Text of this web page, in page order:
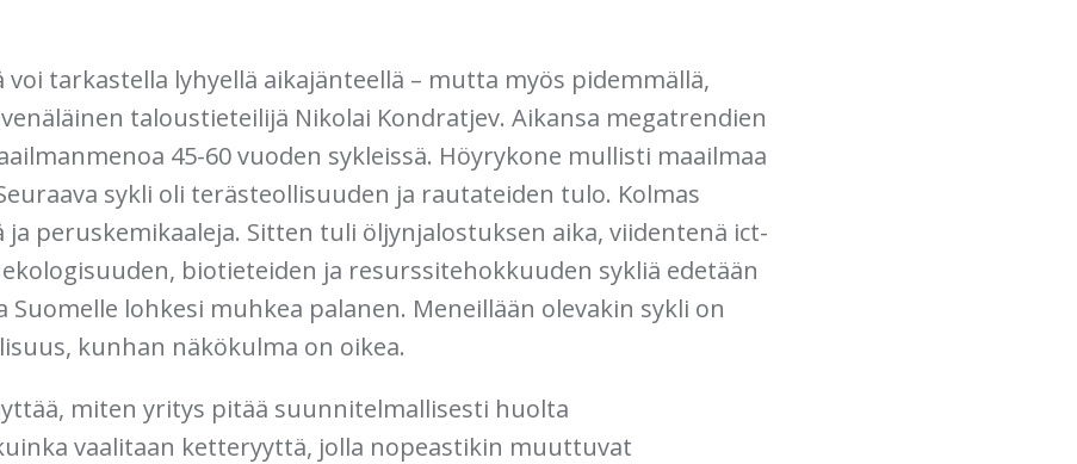
tarkastella lyhyellä aikajänteellä – mutta myös pidemmällä,
taloustieteilijä Nikolai Kondratjev. Aikansa megatrendien
45-60 vuoden sykleissä. Höyrykone mullisti maailmaa
sykli oli terästeollisuuden ja rautateiden tulo. Kolmas
ja peruskemikaaleja. Sitten tuli öljynjalostuksen aika, viidentenä ict-
biotieteiden ja resurssitehokkuuden sykliä edetään
lohkesi muhkea palanen. Meneillään olevakin sykli on
kunhan näkökulma on oikea.
miten yritys pitää suunnitelmallisesti huolta
vaalitaan ketteryyttä, jolla nopeastikin muuttuvat